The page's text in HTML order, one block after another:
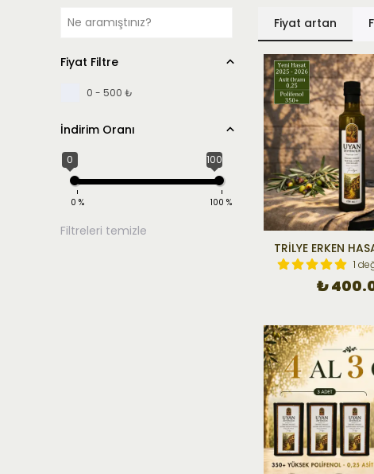
Fiyat artan
Fiyat Filtre
0 - 500 ₺
İndirim Oranı
0 100
0 % 100 %
Filtreleri temizle
TRİLYE ERKEN
1
₺